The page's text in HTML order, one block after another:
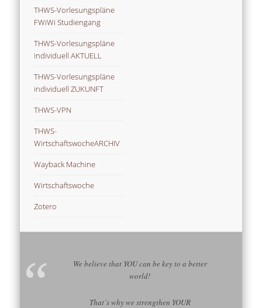
THWS-Vorlesungspläne
FWiWi Studiengang
THWS-Vorlesungspläne
individuell AKTUELL
THWS-Vorlesungspläne
individuell ZUKUNFT
THWS-VPN
THWS-
WirtschaftswocheARCHIV
Wayback Machine
Wirtschaftswoche
Zotero
We believe that YOU can be key to a better
world!
That´s why we strengthen YOUR